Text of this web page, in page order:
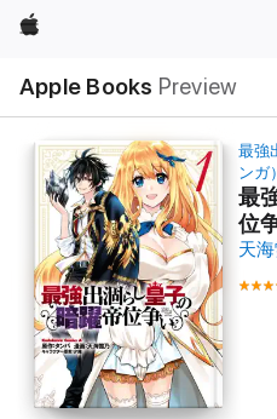
Apple
Apple Books Preview
Nav
Open
Menu
最強
ンガ）
最
位
天